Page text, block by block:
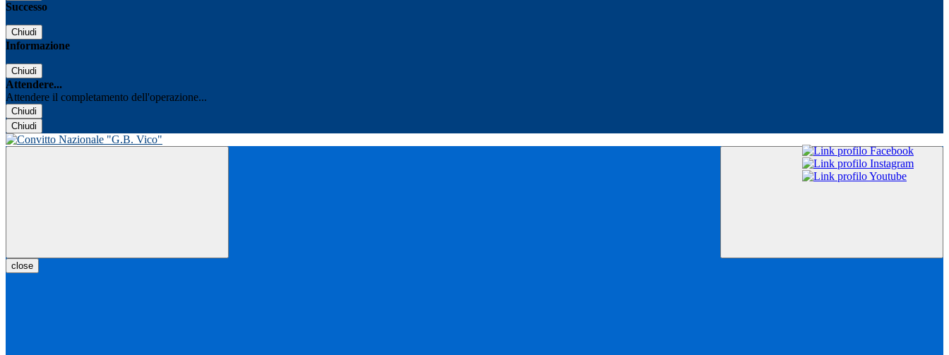
Successo
Chiudi
Informazione
Chiudi
Attendere...
Attendere il completamento dell'operazione...
Chiudi
Chiudi
close